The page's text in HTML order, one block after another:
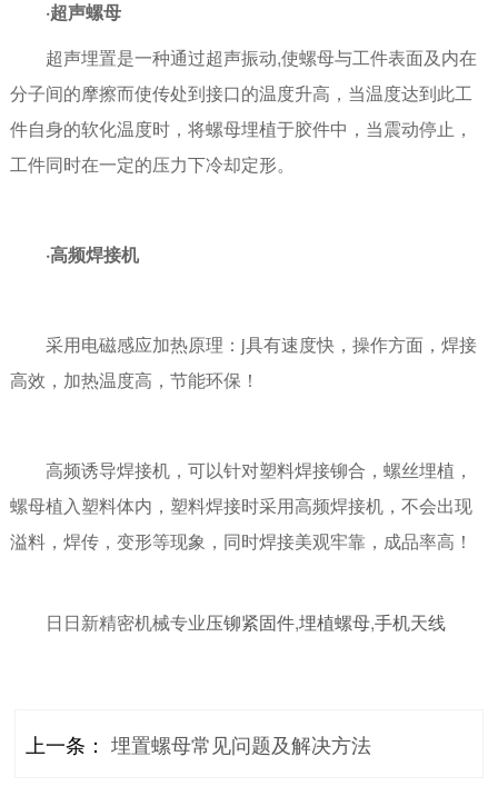
·超声螺母
超声埋置是一种通过超声振动,使螺母与工件表面及内在
分子间的摩擦而使传处到接口的温度升高，当温度达到此工
件自身的软化温度时，将螺母埋植于胶件中，当震动停止，
工件同时在一定的压力下冷却定形。
·高频焊接机
采用电磁感应加热原理：j具有速度快，操作方面，焊接
高效，加热温度高，节能环保！
高频诱导焊接机，可以针对塑料焊接铆合，螺丝埋植，
螺母植入塑料体内，塑料焊接时采用高频焊接机，不会出现
溢料，焊传，变形等现象，同时焊接美观牢靠，成品率高！
日日新精密机械专业压铆紧固件,埋植螺母,手机天线
上一条： 埋置螺母常见问题及解决方法